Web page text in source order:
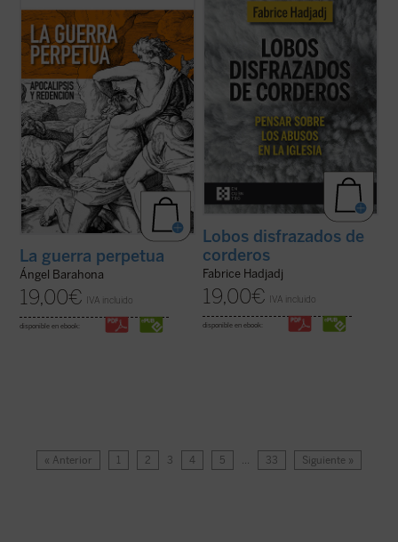
permanente a lo largo de la historia de la
humanidad y podemos sospechar que lo
seguirá siendo? ¿Por qué la actividad ...
(ver ficha)
La guerra perpetua
Ángel Barahona
19,00€ IVA incluido
disponible en ebook:
lobos se disfrazan de corderos». Una
denuncia de la mentira, la impostura y la
credulidad. Un alegato a favor de la fe. Un
ensayo vigorizante, ejemplar por su ...
Lobos disfrazados de
corderos
Fabrice Hadjadj
19,00€ IVA incluido
disponible en ebook:
« Anterior 1 2 3 4 5 … 33 Siguiente »